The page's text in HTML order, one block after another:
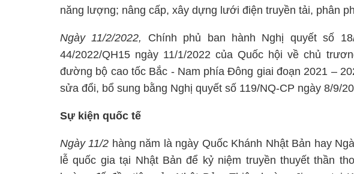
năng lượng; nâng cấp, xây dựng lưới điện truyền tải, phân
Ngày 11/2/2022,
Chính phủ ban hành Nghị quyết số
44/2022/QH15 ngày 11/1/2022 của Quốc hội về chủ
đường bộ cao tốc Bắc - Nam phía Đông giai đoạn 2021 –
sửa đổi, bổ sung bằng Nghị quyết số 119/NQ-CP ngày 8/9/
Sự kiện quốc tế
Ngày 11/2 hàng năm là ngày Quốc Khánh Nhật Bản hay
lễ quốc gia tại Nhật Bản để kỷ niệm truyền thuyết thần